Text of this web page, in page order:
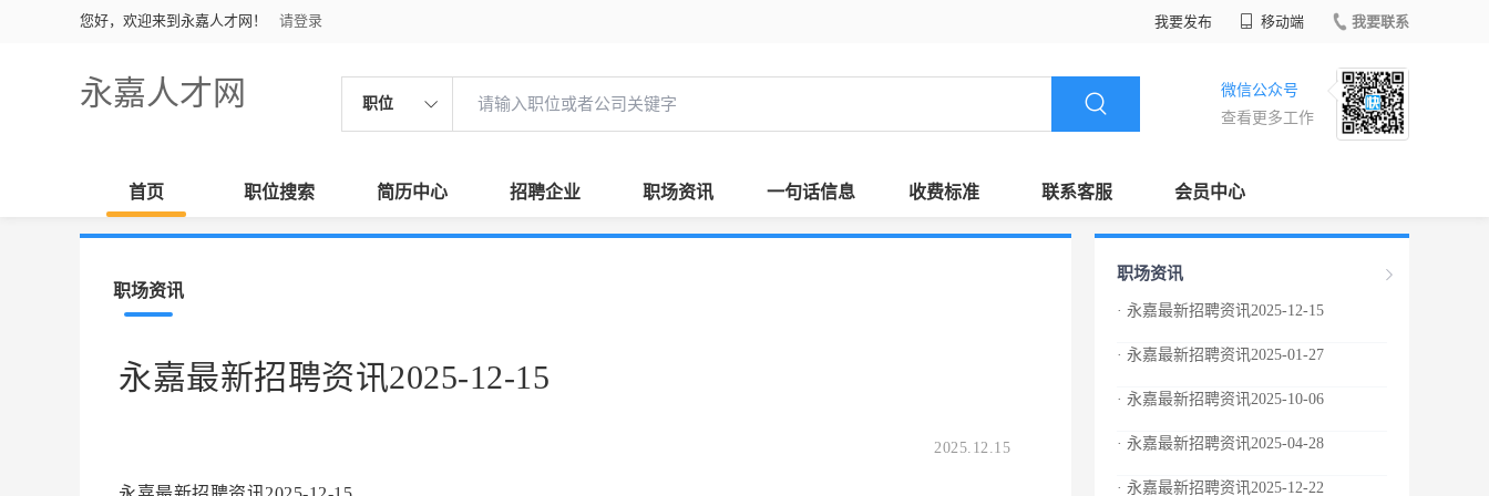
您好，欢迎来到永嘉人才网！ 请登录 我要发布 移动端 我要联系
永嘉人才网 职位
微信公众号
查看更多工作
首页 职位搜索 简历中心 招聘企业 职场资讯 一句话信息 收费标准 联系客服 会员中心
职场资讯
永嘉最新招聘资讯2025-12-15
2025.12.15
职场资讯
· 永嘉最新招聘资讯2025-12-15
· 永嘉最新招聘资讯2025-01-27
· 永嘉最新招聘资讯2025-10-06
· 永嘉最新招聘资讯2025-04-28
· 永嘉最新招聘资讯2025-12-22